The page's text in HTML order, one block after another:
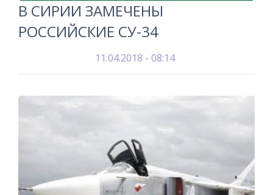
В СИРИИ ЗАМЕЧЕНЫ
РОССИЙСКИЕ СУ-34
11.04.2018 - 08:14